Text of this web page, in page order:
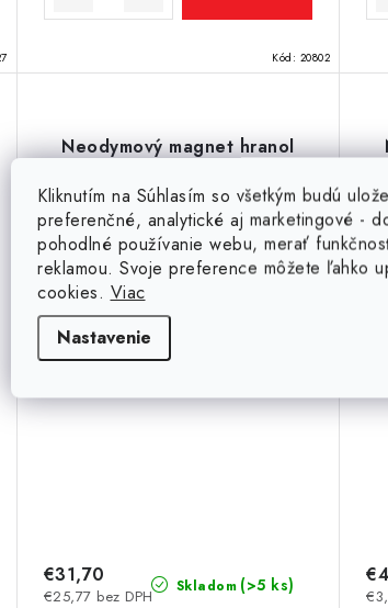
Kliknutím na Súhlasím so všetkým budú
preferenčné, analytické aj marketingové -
pohodlné používanie webu, merať
reklamou. Svoje preference môžete ľahko
cookies. Viac
Nastavenie
Kód: 20802
Neodymový magnet hranol
VMM8SH-N45SH
Skladom (>5 ks)
€25,77 bez DPH
€31,70